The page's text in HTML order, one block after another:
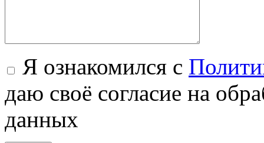
Я ознакомился с
даю своё согласие на
данных